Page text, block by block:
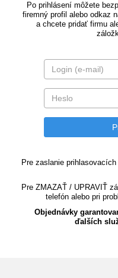
Po prihlásení môžete
firemný profil alebo odkaz
a chcete pridať firmu
Pre zaslanie
Pre ZMAZAŤ / UPRAVIŤ
telefón alebo pri
Objednávky
ďalších